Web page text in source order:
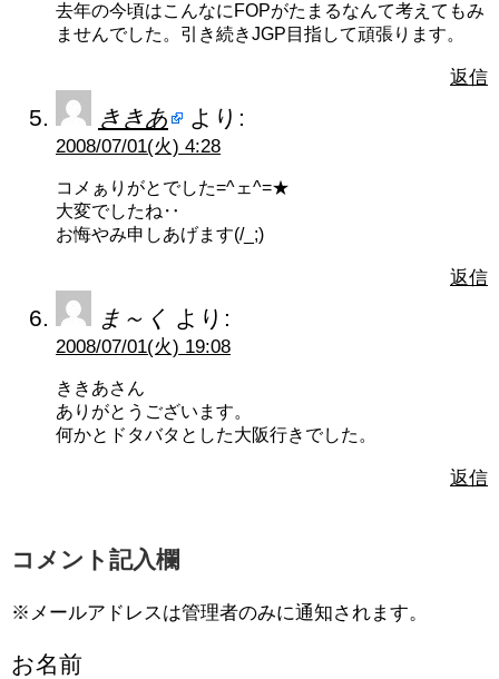
去年の今頃はこんなにFOPがたまるなんて考えてもみ
ませんでした。引き続きJGP目指して頑張ります。
返信
ききあ より:
2008/07/01(火) 4:28
コメぁりがとでした=^ェ^=★
大変でしたね‥
お悔やみ申しあげます(/_;)
返信
ま～く より:
2008/07/01(火) 19:08
ききあさん
ありがとうございます。
何かとドタバタとした大阪行きでした。
返信
コメント記入欄
※メールアドレスは管理者のみに通知されます。
お名前